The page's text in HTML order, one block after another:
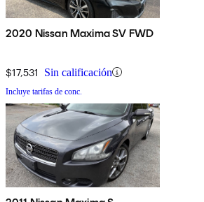
2020 Nissan Maxima SV FWD
$17,531 Sin calificación
Incluye tarifas de conc.